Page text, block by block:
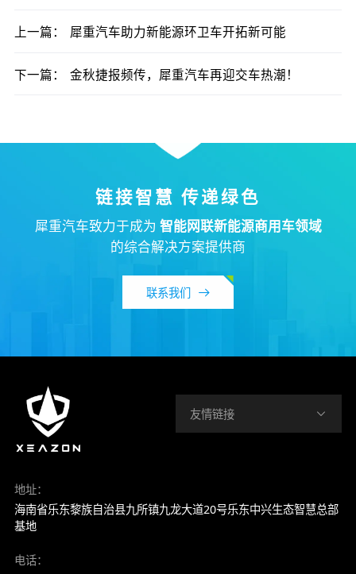
上一篇： 犀重汽车助力新能源环卫车开拓新可能
下一篇： 金秋捷报频传，犀重汽车再迎交车热潮！
链接智慧 传递绿色
犀重汽车致力于成为 智能网联新能源商用车领域
的综合解决方案提供商
联系我们
友情链接
地址：
海南省乐东黎族自治县九所镇九龙大道20号乐东中兴生态智慧总部
基地
电话：